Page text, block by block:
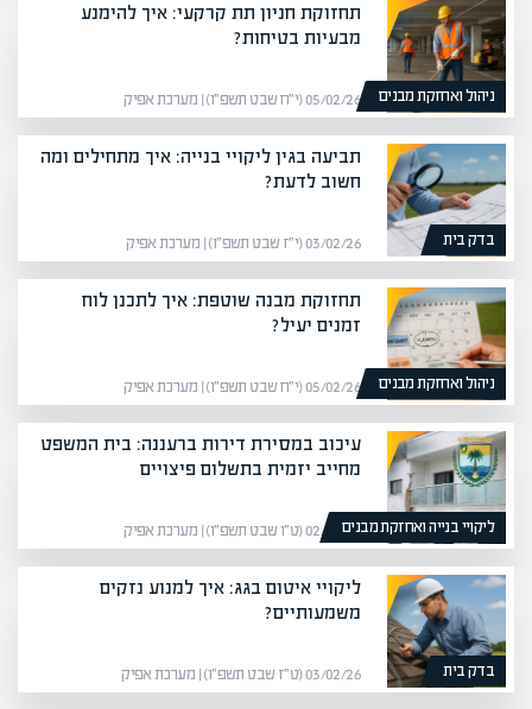
ניהול ואחזקת מבנים
תחזוקת חניון תת קרקעי: איך להימנע
מבעיות בטיחות?
05/02/26 (י״ח שבט תשפ״ו) | מערכת אפיק
בדק בית
תביעה בגין ליקויי בנייה: איך מתחילים ומה
חשוב לדעת?
03/02/26 (י״ז שבט תשפ״ו) | מערכת אפיק
ניהול ואחזקת מבנים
תחזוקת מבנה שוטפת: איך לתכנן לוח
זמנים יעיל?
05/02/26 (י״ח שבט תשפ״ו) | מערכת אפיק
ליקויי בנייה ואחזקת מבנים
עיכוב במסירת דירות ברעננה: בית המשפט
מחייב יזמית בתשלום פיצויים
02/02/26 (ט״ו שבט תשפ״ו) | מערכת אפיק
בדק בית
ליקויי איטום בגג: איך למנוע נזקים
משמעותיים?
03/02/26 (ט״ז שבט תשפ״ו) | מערכת אפיק